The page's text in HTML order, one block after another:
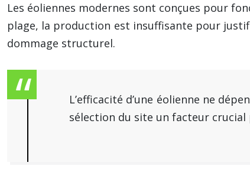
Les éoliennes modernes sont conçues pour
plage, la production est insuffisante pour
dommage structurel.
L’efficacité d’une éolienne ne
sélection du site un facteur